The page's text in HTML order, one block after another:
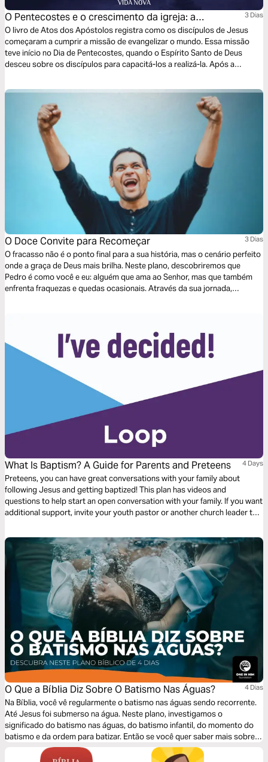
O Pentecostes e o crescimento da igreja: a
extraordinária ação do Espírito Santo em Atos 2
3 Dias
O livro de Atos dos Apóstolos registra como os discípulos de Jesus
começaram a cumprir a missão de evangelizar o mundo. Essa missão
teve início no Dia de Pentecostes, quando o Espírito Santo de Deus
desceu sobre os discípulos para capacitá-los a realizá-la. Após a
rapidez por todo o mundo. Embarque neste plano de leitura e entenda a
relação entre a vinda do Espírito Santo e as missões cristãs.
O Doce Convite para Recomeçar 3 Dias
O fracasso não é o ponto final para a sua história, mas o cenário perfeito
onde a graça de Deus mais brilha. Neste plano, descobriremos que
Pedro é como você e eu: alguém que ama ao Senhor, mas que também
enfrenta fraquezas e quedas ocasionais. Através da sua jornada,
preparou para você.
What Is Baptism? A Guide for Parents and Preteens 4 Days
Preteens, you can have great conversations with your family about
following Jesus and getting baptized! This plan has videos and
questions to help start an open conversation with your family. If you want
additional support, invite your youth pastor or another church leader to
family process information, ideas, doubts, and beliefs surrounding
O Que a Bíblia Diz Sobre O Batismo Nas Águas? 4 Dias
Na Bíblia, você vê regularmente o batismo nas águas sendo recorrente.
Até Jesus foi submerso na água. Neste plano, investigamos o
significado do batismo nas águas, do batismo infantil, do momento do
batismo e da ordem para batizar. Então se você quer saber mais sobre
batismo, este é o plano para você!